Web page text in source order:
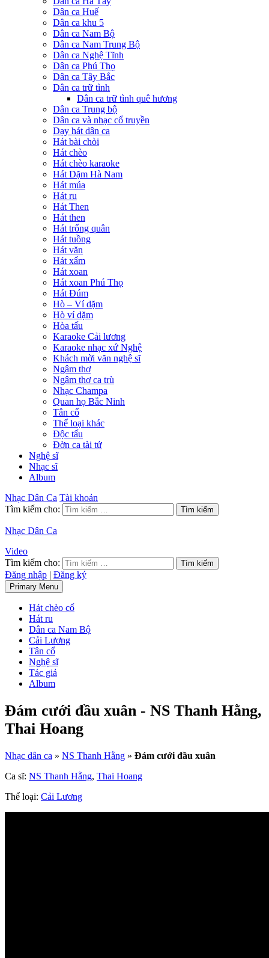
Dân ca Huế
Dân ca khu 5
Dân ca Nam Bộ
Dân ca Nam Trung Bộ
Dân ca Nghệ Tĩnh
Dân ca Phú Thọ
Dân ca Tây Bắc
Dân ca trữ tình
Dân ca trữ tình quê hương
Dân ca Trung bộ
Dân ca và nhạc cổ truyền
Dạy hát dân ca
Hát bài chòi
Hát chèo
Hát chèo karaoke
Hát Dặm Hà Nam
Hát múa
Hát ru
Hát Then
Hát then
Hát trống quân
Hát tuồng
Hát văn
Hát xẩm
Hát xoan
Hát xoan Phú Thọ
Hát Đúm
Hò – Ví dặm
Hò ví dặm
Hòa tấu
Karaoke Cải lương
Karaoke nhạc xứ Nghệ
Khách mời văn nghệ sĩ
Ngâm thơ
Ngâm thơ ca trù
Nhạc Champa
Quan họ Bắc Ninh
Tân cổ
Thể loại khác
Độc tấu
Đờn ca tài tử
Nghệ sĩ
Nhạc sĩ
Album
Nhạc Dân Ca Tài khoản
Tìm kiếm cho:
Nhạc Dân Ca
Video
Tìm kiếm cho:
Đăng nhập | Đăng ký
Primary Menu
Hát chèo cổ
Hát ru
Dân ca Nam Bộ
Cải Lương
Tân cổ
Nghệ sĩ
Tác giả
Album
Đám cưới đầu xuân - NS Thanh Hằng,
Thai Hoang
Nhạc dân ca » NS Thanh Hằng » Đám cưới đầu xuân
Ca sĩ: NS Thanh Hằng, Thai Hoang
Thể loại: Cải Lương